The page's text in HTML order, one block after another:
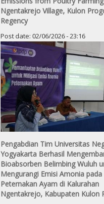
Ngentakrejo Village, Kulon
Regency
Post date: 02/06/2026 - 23:16
Pengabdian Tim Universitas
Yogyakarta Berhasil
Bioabsorben Belimbing Wuluh
Mengurangi Emisi Amonia pada
Peternakan Ayam di Kalurahan
Ngentakrejo, Kabupaten Kulon